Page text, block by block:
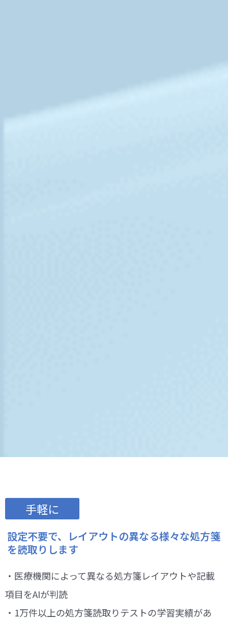
手軽に
設定不要で、レイアウトの異なる様々な処方箋
を読取りします
・医療機関によって異なる処方箋レイアウトや記載
項目をAIが判読
・1万件以上の処方箋読取りテストの学習実績があ